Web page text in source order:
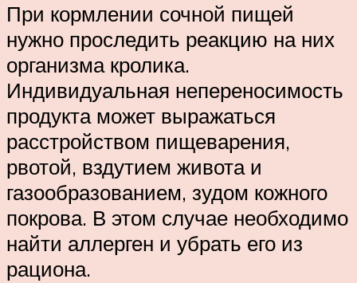
При кормлении сочной пищей
нужно проследить реакцию на них
организма кролика.
Индивидуальная непереносимость
продукта может выражаться
расстройством пищеварения,
рвотой, вздутием живота и
газообразованием, зудом кожного
покрова. В этом случае необходимо
найти аллерген и убрать его из
рациона.